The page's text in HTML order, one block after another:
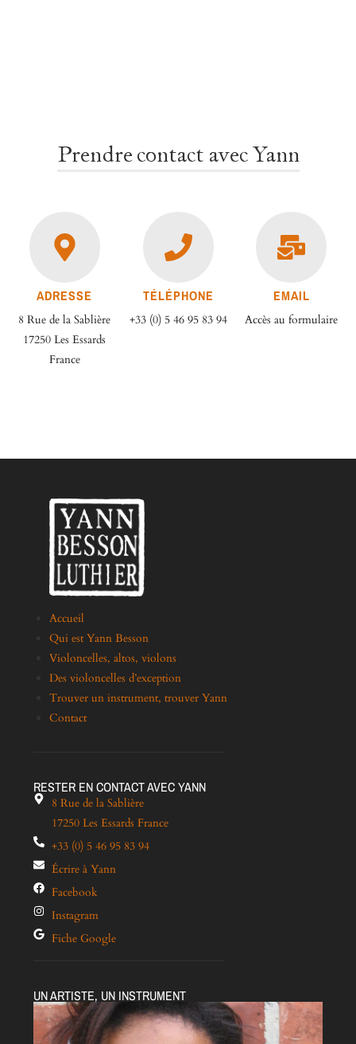
Prendre contact avec Yann
ADRESSE
8 Rue de la Sablière
17250 Les Essards
France
TÉLÉPHONE
+33 (0) 5 46 95 83 94
EMAIL
Accès au formulaire
Accueil
Qui est Yann Besson
Violoncelles, altos, violons
Des violoncelles d’exception
Trouver un instrument, trouver Yann
Contact
RESTER EN CONTACT AVEC YANN
8 Rue de la Sablière
17250 Les Essards France
+33 (0) 5 46 95 83 94
Écrire à Yann
Facebook
Instagram
Fiche Google
UN ARTISTE, UN INSTRUMENT